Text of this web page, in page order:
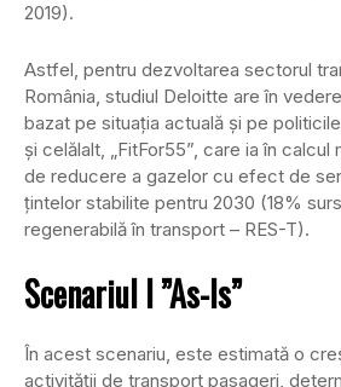
2019).
Astfel, pentru dezvoltarea sectorul
România, studiul Deloitte are în
bazat pe situația actuală și pe
și celălalt, „FitFor55”, care ia în
de reducere a gazelor cu efect de
țintelor stabilite pentru 2030 (18%
regenerabilă în transport – RES-T).
Scenariul I ”As-Is”
În acest scenariu, este estimată o
activității de transport pasageri,